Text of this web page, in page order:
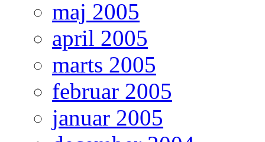
maj 2005
april 2005
marts 2005
februar 2005
januar 2005